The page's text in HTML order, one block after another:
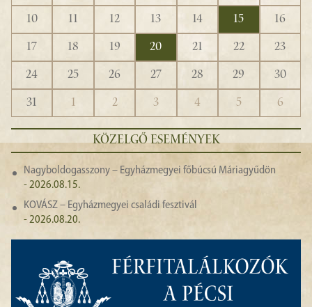
10
11 12 13 14 15
16
17
18 19 20 21 22
23
24
25 26 27 28 29
30
31
1 2 3 4 5 6
KÖZELGŐ ESEMÉNYEK
Nagyboldogasszony – Egyházmegyei főbúcsú Máriagyűdön
- 2026.08.15.
KOVÁSZ – Egyházmegyei családi fesztivál
- 2026.08.20.